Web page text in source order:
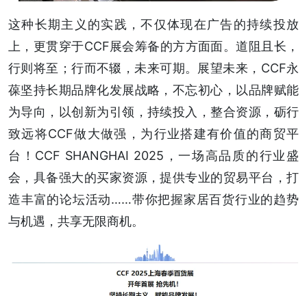
这种长期主义的实践，不仅体现在广告的持续投放
上，更贯穿于CCF展会筹备的方方面面。道阻且长，
行则将至；行而不辍，未来可期。展望未来，CCF永
葆坚持长期品牌化发展战略，不忘初心，以品牌赋能
为导向，以创新为引领，持续投入，整合资源，砺行
致远将CCF做大做强，为行业搭建有价值的商贸平
台！CCF SHANGHAI 2025，一场高品质的行业盛
会，具备强大的买家资源，提供专业的贸易平台，打
造丰富的论坛活动……带你把握家居百货行业的趋势
与机遇，共享无限商机。